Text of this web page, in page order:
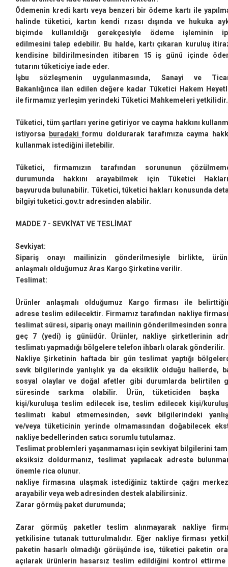
Ödemenin kredi kartı veya benzeri bir ödeme kartı ile
halinde tüketici, kartın kendi rızası dışında ve hukuka
biçimde kullanıldığı gerekçesiyle ödeme işleminin
edilmesini talep edebilir. Bu halde, kartı çıkaran kuruluş
kendisine bildirilmesinden itibaren 15 iş günü içinde
tutarını tüketiciye iade eder.
İşbu sözleşmenin uygulanmasında, Sanayi ve
Bakanlığınca ilan edilen değere kadar Tüketici Hakem
ile firmamız yerleşim yerindeki Tüketici Mahkemeleri yetkilidir.
Tüketici, tüm şartları yerine getiriyor ve cayma hakkını
istiyorsa
buradakiformu doldurarak tarafımıza cayma
kullanmak istediğini iletebilir.
Tüketici, firmamızın tarafından sorununun
durumunda hakkını arayabilmek için Tüketici
başvuruda bulunabilir. Tüketici, tüketici hakları konusunda
bilgiyi tuketici.gov.tr adresinden alabilir.
MADDE 7 - SEVKİYAT VE TESLİMAT
Sevkiyat:
Sipariş onayı mailinizin gönderilmesiyle birlikte,
anlaşmalı olduğumuz Aras Kargo Şirketine verilir.
Teslimat:
Ürünler anlaşmalı olduğumuz Kargo firması ile
adrese teslim edilecektir. Firmamız tarafından nakliye
teslimat süresi, sipariş onayı mailinin gönderilmesinden sonra
geç 7 (yedi) iş günüdür. Ürünler, nakliye şirketlerinin
teslimatı yapmadığı bölgelere telefon ihbarlı olarak gönderilir.
Nakliye Şirketinin haftada bir gün teslimat yaptığı
sevk bilgilerinde yanlışlık ya da eksiklik olduğu hallerde,
sosyal olaylar ve doğal afetler gibi durumlarda belirtilen
süresinde sarkma olabilir. Ürün, tüketiciden başka
kişi/kuruluşa teslim edilecek ise, teslim edilecek kişi/
teslimatı kabul etmemesinden, sevk bilgilerindeki
ve/veya tüketicinin yerinde olmamasından doğabilecek
nakliye bedellerinden satıcı sorumlu tutulamaz.
Teslimat problemleri yaşanmaması için sevkiyat bilgilerini tam
eksiksiz doldurmanız, teslimat yapılacak adreste
önemle rica olunur.
nakliye firmasına ulaşmak istediğiniz taktirde çağrı
arayabilir veya web adresinden destek alabilirsiniz.
Zarar görmüş paket durumunda;
Zarar görmüş paketler teslim alınmayarak nakliye
yetkilisine tutanak tutturulmalıdır. Eğer nakliye firması
paketin hasarlı olmadığı görüşünde ise, tüketici paketin
açılarak ürünlerin hasarsız teslim edildiğini kontrol ettirme